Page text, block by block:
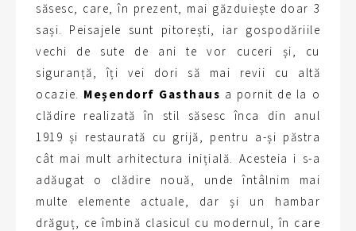
săsesc, care, în prezent, mai găzduiește doar 3
sași. Peisajele sunt pitorești, iar gospodăriile
vechi de sute de ani te vor cuceri și, cu
siguranță, îți vei dori să mai revii cu altă
ocazie. Meșendorf Gasthaus a pornit de la o
clădire realizată în stil săsesc înca din anul
1919 și restaurată cu grijă, pentru a-și păstra
cât mai mult arhitectura inițială. Acesteia i s-a
adăugat o clădire nouă, unde întâlnim mai
multe elemente actuale, dar și un hambar
drăguț, ce îmbină clasicul cu modernul, în care